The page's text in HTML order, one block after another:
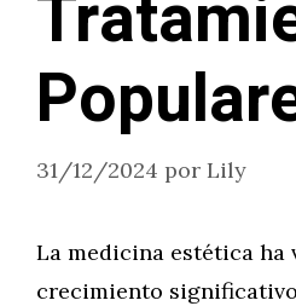
31/12/2024 por Lily
La medicina estética ha
crecimiento